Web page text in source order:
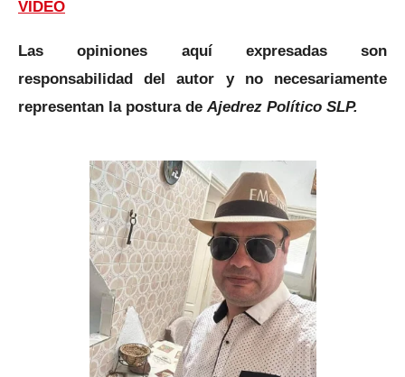
VIDEO
Las opiniones aquí expresadas son
responsabilidad del autor y no necesariamente
representan la postura de Ajedrez Político SLP.